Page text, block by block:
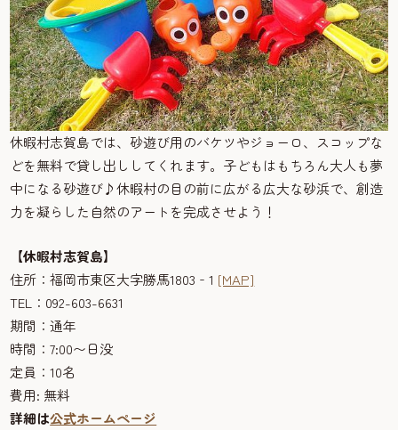
休暇村志賀島では、砂遊び用のバケツやジョーロ、スコップな
どを無料で貸し出ししてくれます。子どもはもちろん大人も夢
中になる砂遊び♪休暇村の目の前に広がる広大な砂浜で、創造
力を凝らした自然のアートを完成させよう！
【休暇村志賀島】
住所：福岡市東区大字勝馬1803‐1 [MAP]
TEL：092-603-6631
期間：通年
時間：7:00〜日没
定員：10名
費用: 無料
詳細は公式ホームページ